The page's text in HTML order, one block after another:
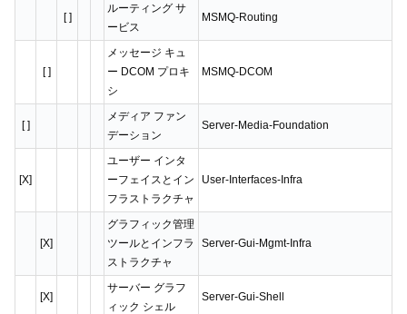
[ ]
ルーティング サ
ービス
MSMQ-Routing
[ ]
メッセージ キュ
ー DCOM プロキ
シ
MSMQ-DCOM
[ ]
メディア ファン
デーション
Server-Media-Foundation
[X]
ユーザー インタ
ーフェイスとイン
フラストラクチャ
User-Interfaces-Infra
[X]
グラフィック管理
ツールとインフラ
ストラクチャ
Server-Gui-Mgmt-Infra
[X]
サーバー グラフ
ィック シェル
Server-Gui-Shell